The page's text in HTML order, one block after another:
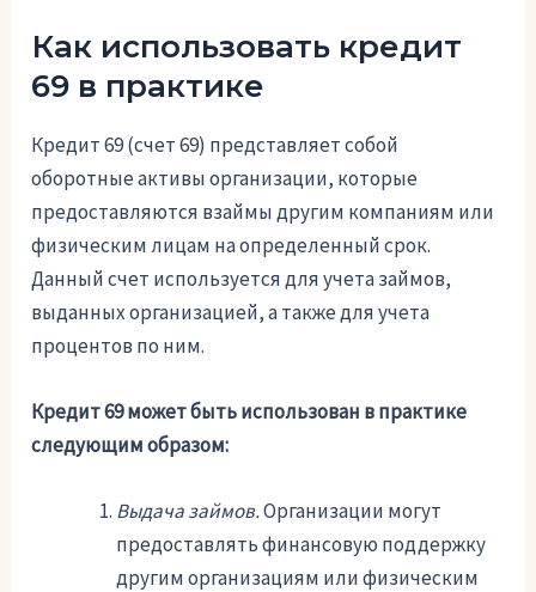
Как использовать кредит
69 в практике
Кредит 69 (счет 69) представляет собой
оборотные активы организации, которые
предоставляются взаймы другим компаниям или
физическим лицам на определенный срок.
Данный счет используется для учета займов,
выданных организацией, а также для учета
процентов по ним.
Кредит 69 может быть использован в практике
следующим образом:
Выдача займов.Организации могут
предоставлять финансовую поддержку
другим организациям или физическим